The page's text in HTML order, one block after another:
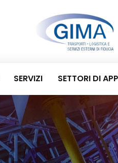
SERVIZI SETTORI DI